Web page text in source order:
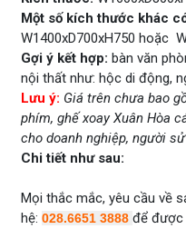
Một số kích thước khác
W1400xD700xH750 hoặc
Gợi ý kết hợp: bàn văn
nội thất như: hộc di động,
Lưu ý: Giá trên chưa bao
phím, ghế xoay Xuân Hòa
cho doanh nghiệp, người
Chi tiết như sau:
Mọi thắc mắc, yêu cầu về
hệ: 028.6651 3888 để được